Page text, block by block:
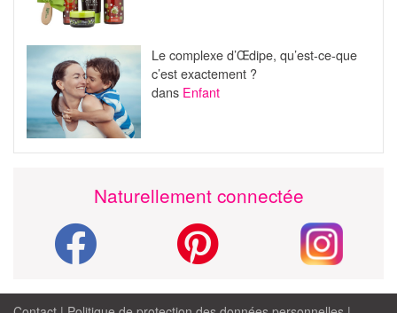
Le complexe d’Œdipe, qu’est-ce-que
c’est exactement ?
dans Enfant
Naturellement connectée